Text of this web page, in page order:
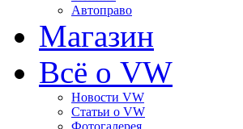
Автоправо
Магазин
Всё о VW
Новости VW
Статьи o VW
Фотогалерея